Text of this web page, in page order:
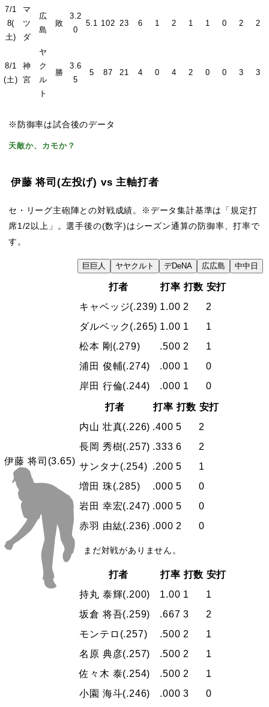
7/1
8(
土)
マ
ツ
ダ
広
島
敗
3.2
0
5.1 102 23 6 1 2 1 1 0 2 2
8/1
(土)
神
宮
ヤ
ク
ル
ト
勝
3.6
5
5 87 21 4 0 4 2 0 0 3 3
※防御率は試合後のデータ
天敵か、カモか？
伊藤 将司 (左投げ) vs 主軸打者
セ・リーグ主砲陣との対戦成績。※データ集計基準は「規定打
席1/2以上」。選手後の(数字)はシーズン通算の防御率、打率で
す。
巨 巨人 ヤヤクルト デDeNA 広広島 中中日
伊藤 将司 (3.65)
打者 打率 打数 安打
キャベッジ(.239) 1.00 2
2
ダルベック(.265) 1.00 1
1
松本 剛 (.279) .500 2
1
浦田 俊輔(.274) .000 1
0
岸田 行倫(.244) .000 1 0
打者 打率 打数 安打
内山 壮真(.226) .400 5
2
長岡 秀樹(.257) .333 6
2
サンタナ(.254) .200 5
1
増田 珠(.285) .000 5
0
岩田 幸宏(.247) .000 5
0
赤羽 由紘(.236) .000 2 0
まだ対戦がありません。
打者 打率 打数 安打
持丸 泰輝(.200) 1.00 1
1
坂倉 将吾(.259) .667 3
2
モンテロ (.257) .500 2
1
名原 典彦(.257) .500 2
1
佐々木 泰(.254) .500 2
1
小園 海斗(.246) .000 3
0